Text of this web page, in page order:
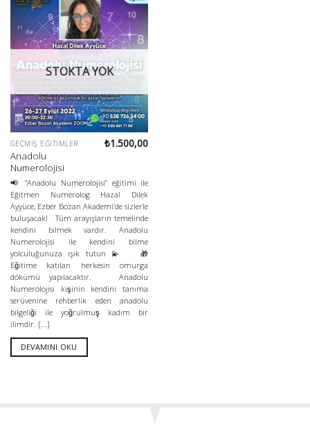
STOKTA YOK
GEÇMIŞ EĞITIMLER
Anadolu
Numerolojisi
₺1.500,00
📢 “Anadolu Numerolojisi” eğitimi ile
Eğitmen Numerolog Hazal Dilek
Ayyüce, Ezber Bozan Akademi’de sizlerle
buluşacak! Tüm arayışların temelinde
kendini bilmek vardır. Anadolu
Numerolojisi ile kendini bilme
yolculuğunuza ışık tutun 💫 🎁
Eğitime katılan herkesin omurga
dökümü yapılacaktır. Anadolu
Numerolojisi kişinin kendini tanıma
serüvenine rehberlik eden anadolu
bilgeliği ile yoğrulmuş kadim bir
ilimdir. [...]
DEVAMINI OKU